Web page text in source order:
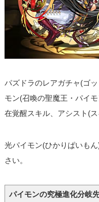
パズドラのレアガチャ(ゴ
モン(召喚の聖魔王・パイ
在覚醒スキル、アシスト(
光パイモン(ひかりぱいも
さい。
パイモンの究極進化分岐